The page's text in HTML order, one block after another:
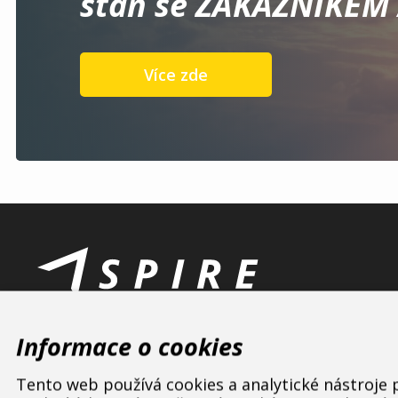
Více zde
Informace o cookies
Tento web používá cookies a analytické